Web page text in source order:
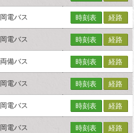
岡電バス 時刻表 経路
岡電バス 時刻表 経路
両備バス 時刻表 経路
岡電バス 時刻表 経路
岡電バス 時刻表 経路
岡電バス 時刻表 経路